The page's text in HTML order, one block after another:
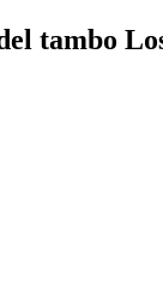
tambo